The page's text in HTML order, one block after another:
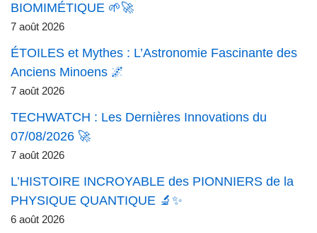
BIOMIMÉTIQUE 🌱🚀
7 août 2026
ÉTOILES et Mythes : L’Astronomie Fascinante des
Anciens Minoens 🌌
7 août 2026
TECHWATCH : Les Dernières Innovations du
07/08/2026 🚀
7 août 2026
L’HISTOIRE INCROYABLE des PIONNIERS de la
PHYSIQUE QUANTIQUE 🔬✨
6 août 2026